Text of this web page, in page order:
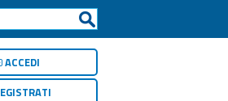
ACCEDI